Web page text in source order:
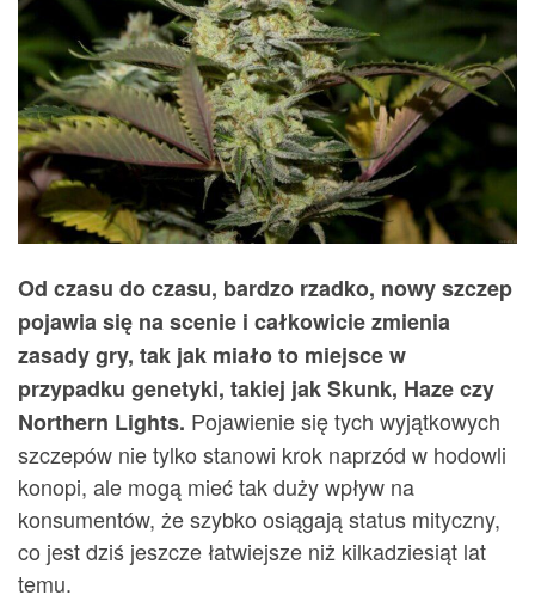
Od czasu do czasu, bardzo rzadko, nowy szczep
pojawia się na scenie i całkowicie zmienia
zasady gry, tak jak miało to miejsce w
przypadku genetyki, takiej jak Skunk, Haze czy
Northern Lights. Pojawienie się tych wyjątkowych
szczepów nie tylko stanowi krok naprzód w hodowli
konopi, ale mogą mieć tak duży wpływ na
konsumentów, że szybko osiągają status mityczny,
co jest dziś jeszcze łatwiejsze niż kilkadziesiąt lat
temu.